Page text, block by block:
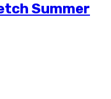
Summer